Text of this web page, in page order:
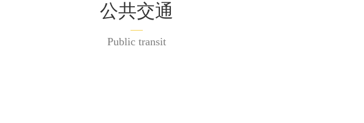
公共交通
Public transit